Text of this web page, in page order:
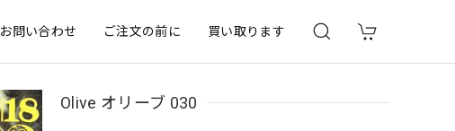
お問い合わせ ご注文の前に 買い取ります
Olive オリーブ 030